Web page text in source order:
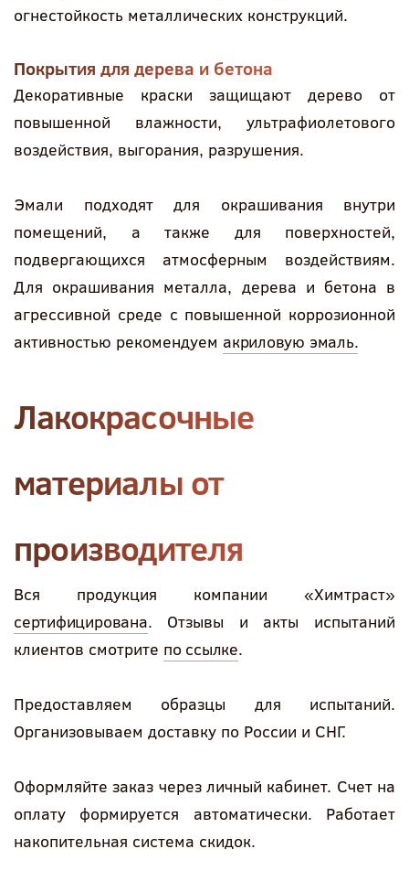
огнестойкость металлических конструкций.
Покрытия для дерева и бетона
Декоративные краски защищают дерево от
повышенной влажности, ультрафиолетового
воздействия, выгорания, разрушения.
Эмали подходят для окрашивания внутри
помещений, а также для поверхностей,
подвергающихся атмосферным воздействиям.
Для окрашивания металла, дерева и бетона в
агрессивной среде с повышенной коррозионной
активностью рекомендуем акриловую эмаль.
Лакокрасочные
материалы от
производителя
Вся продукция компании «Химтраст»
сертифицирована. Отзывы и акты испытаний
клиентов смотрите по ссылке.
Предоставляем образцы для испытаний.
Организовываем доставку по России и СНГ.
Оформляйте заказ через личный кабинет. Счет на
оплату формируется автоматически. Работает
накопительная система скидок.